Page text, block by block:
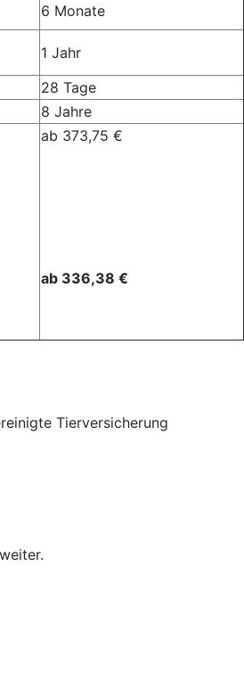
6 Monate
1 Jahr
28 Tage
8 Jahre
ab 373,75 €
ab 336,38 €
Tierversicherung